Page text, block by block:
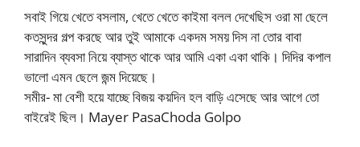
সবাই গিয়ে খেতে বসলাম, খেতে খেতে কাইমা বলল দেখেছিস ওরা মা ছেলে
কতসুন্দর গল্প করছে আর তুই আমাকে একদম সময় দিস না তোর বাবা
সারাদিন ব্যবসা নিয়ে ব্যাস্ত থাকে আর আমি একা একা থাকি। দিদির কপাল
ভালো এমন ছেলে জন্ম দিয়েছে।
সমীর- মা বেশী হয়ে যাচ্ছে বিজয় কয়দিন হল বাড়ি এসেছে আর আগে তো
বাইরেই ছিল। Mayer PasaChoda Golpo